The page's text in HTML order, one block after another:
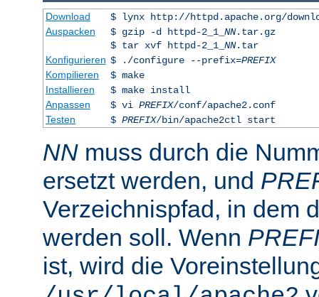
Download
$ lynx http://httpd.apache.org/
Auspacken
$ gzip -d httpd-2_1_ NN.tar.gz
$ tar xvf httpd-2_1_ NN.tar
Konfigurieren $ ./configure --prefix=PREFIX
Kompilieren
$ make
Installieren
$ make install
Anpassen
$ vi PREFIX/conf/apache2.conf
Testen
$ PREFIX/bin/apache2ctl start
NN muss durch die
ersetzt werden, und
Verzeichnispfad, in dem
werden soll. Wenn
ist, wird die